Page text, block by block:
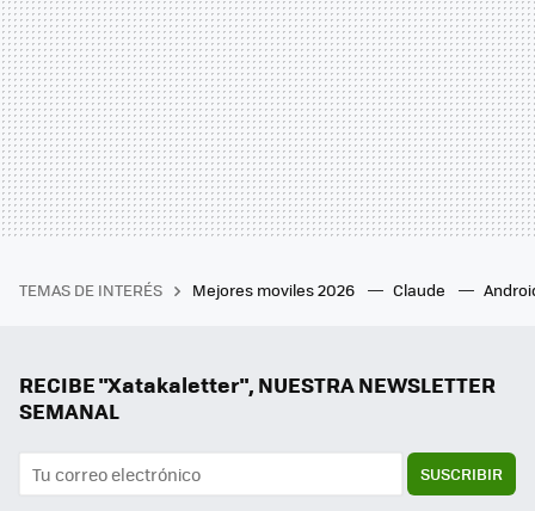
TEMAS DE INTERÉS Mejores moviles 2026 Claude
RECIBE "Xatakaletter", NUESTRA NEWSLETTER
SEMANAL
SUSCRIBIR